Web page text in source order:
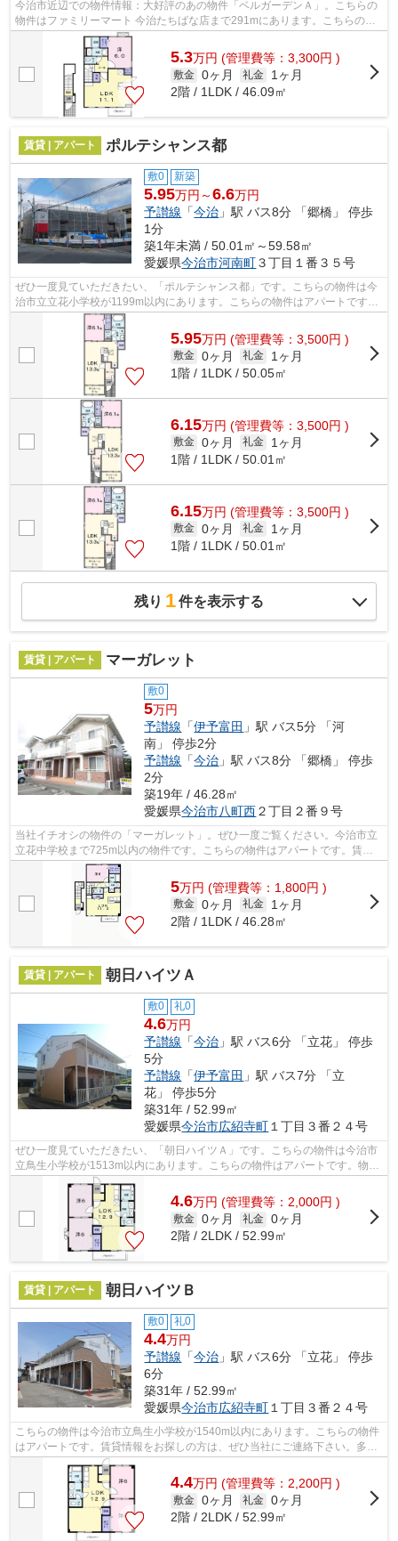
今治市近辺での物件情報：大好評のあの物件「ベルガーデンＡ」。こちらの
物件はファミリーマート 今治たちばな店まで291mにあります。こちらの物
件はアパートです。当社は今治市や予讃...
5.3万円 (管理費等：3,300円 )
敷金 0ヶ月 礼金
1ヶ月
2階 / 1LDK / 46.09㎡
賃貸 | アパート ポルテシャンス都
敷0 新築
5.95万円～6.6万円
予讃線 「今治 」駅 バス8分 「郷橋」 停歩
1分
築1年未満 / 50.01㎡～59.58㎡
愛媛県今治市河南町３丁目１番３５号
ぜひ一度見ていただきたい、「ポルテシャンス都」です。こちらの物件は今
治市立立花小学校が1199m以内にあります。こちらの物件はアパートです。
あなたのライフスタイルに適した物件を...
5.95万円 (管理費等：3,500円 )
敷金 0ヶ月 礼金
1ヶ月
1階 / 1LDK / 50.05㎡
6.15万円 (管理費等：3,500円 )
敷金 0ヶ月 礼金
1ヶ月
1階 / 1LDK / 50.01㎡
6.15万円 (管理費等：3,500円 )
敷金 0ヶ月 礼金
1ヶ月
1階 / 1LDK / 50.01㎡
残り 1件を表示する
賃貸 | アパート マーガレット
敷0
5万円
予讃線 「伊予富田 」駅 バス5分 「河
南」 停歩2分
予讃線 「今治 」駅 バス8分 「郷橋」 停歩
2分
築19年 / 46.28㎡
愛媛県今治市八町西２丁目２番９号
当社イチオシの物件の「マーガレット」。ぜひ一度ご覧ください。今治市立
立花中学校まで725m以内の物件です。こちらの物件はアパートです。賃貸
情報でお困りの方は、当社にご連絡下さ...
5万円 (管理費等：1,800円 )
敷金 0ヶ月 礼金
1ヶ月
2階 / 1LDK / 46.28㎡
賃貸 | アパート 朝日ハイツＡ
敷0 礼0
4.6万円
予讃線 「今治 」駅 バス6分 「立花」 停歩
5分
予讃線 「伊予富田 」駅 バス7分 「立
花」 停歩5分
築31年 / 52.99㎡
愛媛県今治市広紹寺町 １丁目３番２４号
ぜひ一度見ていただきたい、「朝日ハイツＡ」です。こちらの物件は今治市
立鳥生小学校が1513m以内にあります。こちらの物件はアパートです。物件
探しをはじめた方、当社をご利用してみ...
4.6万円 (管理費等：2,000円 )
敷金 0ヶ月 礼金 0ヶ月
2階 / 2LDK / 52.99㎡
賃貸 | アパート 朝日ハイツＢ
敷0 礼0
4.4万円
予讃線 「今治 」駅 バス6分 「立花」 停歩
6分
築31年 / 52.99㎡
愛媛県今治市広紹寺町 １丁目３番２４号
こちらの物件は今治市立鳥生小学校が1540m以内にあります。こちらの物件
はアパートです。賃貸情報をお探しの方は、ぜひ当社にご連絡下さい。多種
多様な物件情報を取り扱っておりますの...
4.4万円 (管理費等：2,200円 )
敷金 0ヶ月 礼金 0ヶ月
2階 / 2LDK / 52.99㎡